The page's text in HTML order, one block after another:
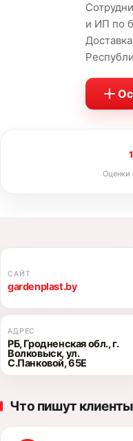
и ИП по
Оценки
САЙТ
gardenplast.by
АДРЕС
РБ, Гродненская обл., г.
Волковыск, ул.
С.Панковой, 65Е
Что пишут клиенты